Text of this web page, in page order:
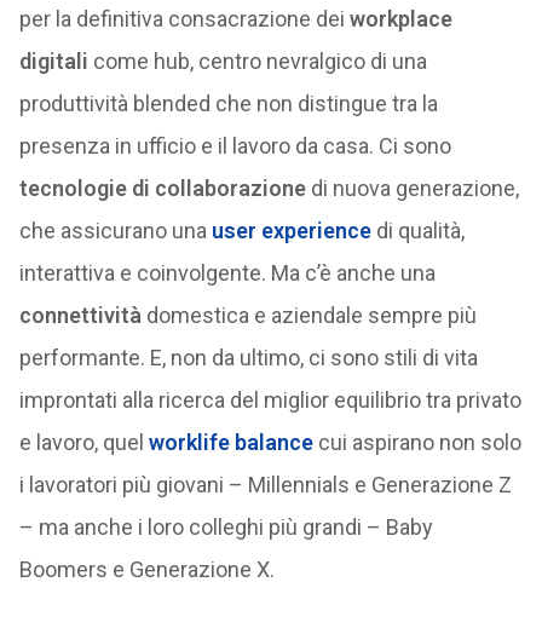
per la definitiva consacrazione dei workplace
digitali come hub, centro nevralgico di una
produttività blended che non distingue tra la
presenza in ufficio e il lavoro da casa. Ci sono
tecnologie di collaborazionedi nuova generazione,
che assicurano una user experiencedi qualità,
interattiva e coinvolgente. Ma c’è anche una
connettività domestica e aziendale sempre più
performante. E, non da ultimo, ci sono stili di vita
improntati alla ricerca del miglior equilibrio tra privato
e lavoro, quel worklife balancecui aspirano non solo
i lavoratori più giovani – Millennials e Generazione Z
– ma anche i loro colleghi più grandi – Baby
Boomers e Generazione X.